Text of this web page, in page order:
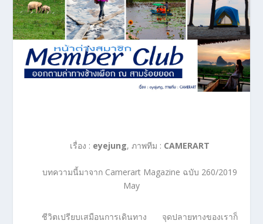
เรื่อง : eyejung, ภาพทีม : CAMERART
บทความนี้มาจาก Camerart Magazine ฉบับ 260/2019
May
ชีวิตเปรียบเสมือนการเดินทาง จุดปลายทางของเราก็